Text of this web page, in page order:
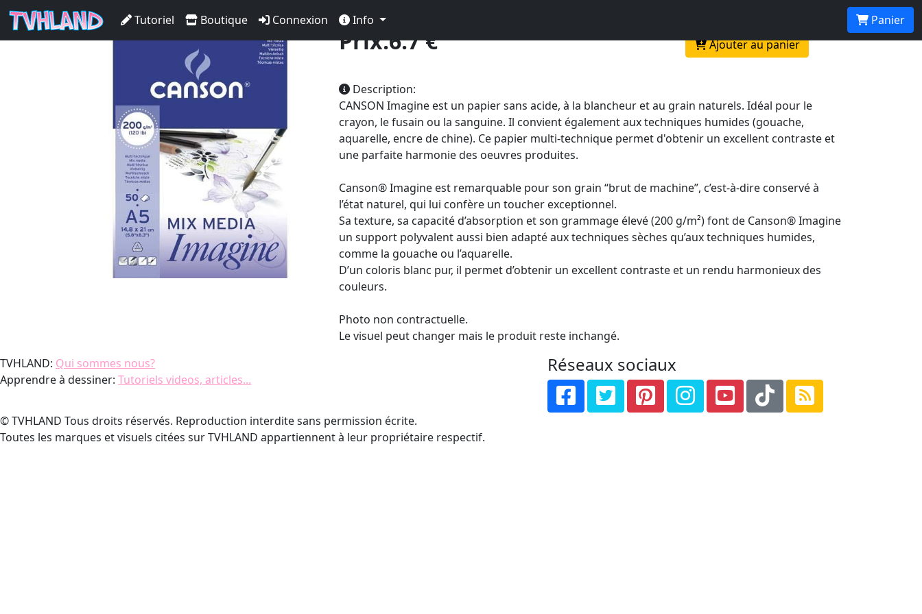
Tutoriel Boutique Connexion Info Panier
CANSON Mix Media Imagine A5 200g 50f
Prix:6.7 € Ajouter au panier
Description:
CANSON Imagine est un papier sans acide, à la blancheur et au grain naturels. Idéal pour le
crayon, le fusain ou la sanguine. Il convient également aux techniques humides (gouache,
aquarelle, encre de chine). Ce papier multi-technique permet d'obtenir un excellent contraste et
une parfaite harmonie des oeuvres produites.
Canson® Imagine est remarquable pour son grain “brut de machine”, c’est-à-dire conservé à
l’état naturel, qui lui confère un toucher exceptionnel.
Sa texture, sa capacité d’absorption et son grammage élevé (200 g/m²) font de Canson® Imagine
un support polyvalent aussi bien adapté aux techniques sèches qu’aux techniques humides,
comme la gouache ou l’aquarelle.
D’un coloris blanc pur, il permet d’obtenir un excellent contraste et un rendu harmonieux des
couleurs.
Photo non contractuelle.
Le visuel peut changer mais le produit reste inchangé.
TVHLAND: Qui sommes nous?
Apprendre à dessiner: Tutoriels videos, articles...
Réseaux sociaux
© TVHLAND Tous droits réservés. Reproduction interdite sans permission écrite.
Toutes les marques et visuels citées sur TVHLAND appartiennent à leur propriétaire respectif.